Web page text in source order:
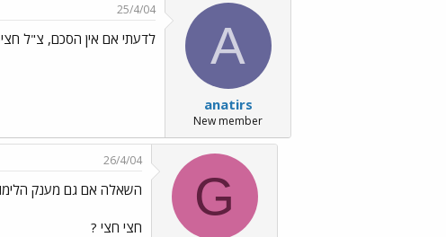
A
anatirs
New member
25/4/04
לדעתי אם אין הסכם, צ"ל
G
26/4/04
השאלה אם גם מענק
חצי חצי ?